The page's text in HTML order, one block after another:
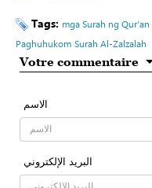
Tags: mga Surah ng Qur’an
Paghuhukom Surah Al-Zalzalah
Votre commentaire
الاسم
البرید الإلکتروني